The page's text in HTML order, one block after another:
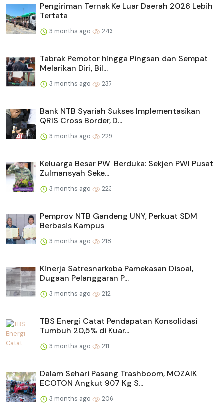
Pengiriman Ternak Ke Luar Daerah 2026 Lebih
Tertata
3 months ago 243
Tabrak Pemotor hingga Pingsan dan Sempat
Melarikan Diri, Bil...
3 months ago 237
Bank NTB Syariah Sukses Implementasikan
QRIS Cross Border, D...
3 months ago 229
Keluarga Besar PWI Berduka: Sekjen PWI Pusat
Zulmansyah Seke...
3 months ago 223
Pemprov NTB Gandeng UNY, Perkuat SDM
Berbasis Kampus
3 months ago 218
Kinerja Satresnarkoba Pamekasan Disoal,
Dugaan Pelanggaran P...
3 months ago 212
TBS Energi Catat Pendapatan Konsolidasi
Tumbuh 20,5% di Kuar...
3 months ago 211
Dalam Sehari Pasang Trashboom, MOZAIK
ECOTON Angkut 907 Kg S...
3 months ago 206